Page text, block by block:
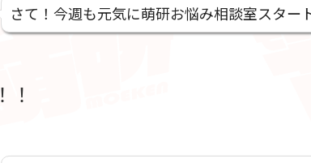
さて！今週も元気に萌研お悩み相談室スター
！！